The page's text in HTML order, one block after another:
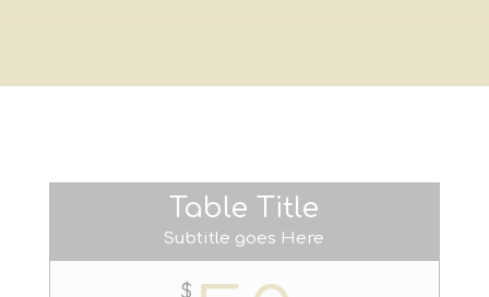
Table Title
Subtitle goes Here
$